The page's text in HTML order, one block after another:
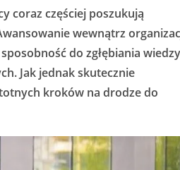
coraz częściej poszukują
wewnątrz
do zgłębiania
Jak jednak skutecznie
kroków na drodze do